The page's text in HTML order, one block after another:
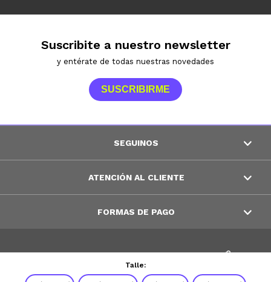
Talle:
Suscribite a nuestro newsletter
y entérate de todas nuestras novedades
SUSCRIBIRME
SEGUINOS
ATENCIÓN AL CLIENTE
FORMAS DE PAGO